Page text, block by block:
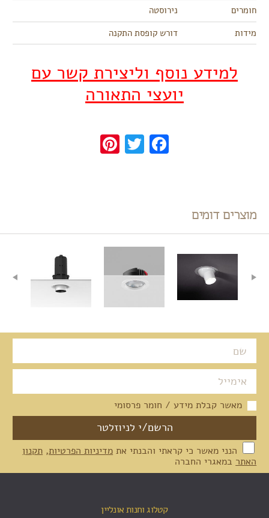
חומרים
נירוסטה
מידות
דורש קופסת התקנה
למידע נוסף וליצירת קשר עם
יועצי התאורה
Facebook
Twitter
Pinterest
מוצרים דומים
מאשר קבלת מידע / חומר פרסומי
הנני מאשר כי קראתי והבנתי את מדיניות הפרטיות, תקנון
האתר במאגרי החברה
קטלוג וחנות אונליין